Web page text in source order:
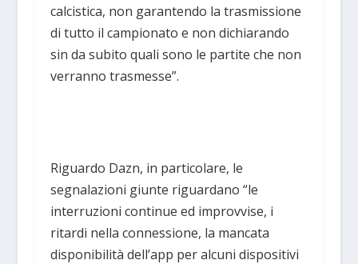
calcistica, non garantendo la trasmissione
di tutto il campionato e non dichiarando
sin da subito quali sono le partite che non
verranno trasmesse”.
Riguardo Dazn, in particolare, le
segnalazioni giunte riguardano “le
interruzioni continue ed improvvise, i
ritardi nella connessione, la mancata
disponibilità dell’app per alcuni dispositivi